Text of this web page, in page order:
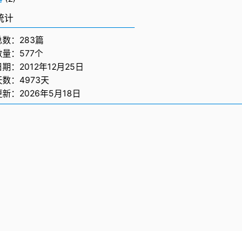
计
数：283篇
量：577个
期：2012年12月25日
数：4973天
新：2026年5月18日